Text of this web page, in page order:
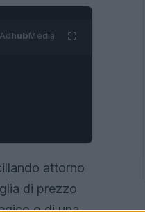
AdhubMedia
attorno
di prezzo
o di una